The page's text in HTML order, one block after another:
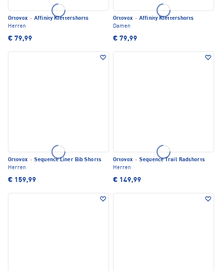
Ortovox · Affinity Klettershorts
Herren
€ 79,99
Ortovox · Affinity Klettershorts
Damen
€ 79,99
Ortovox · Sequence Liner Bib Shorts
Herren
€ 159,99
Ortovox · Sequence Trail Radshorts
Herren
€ 149,99